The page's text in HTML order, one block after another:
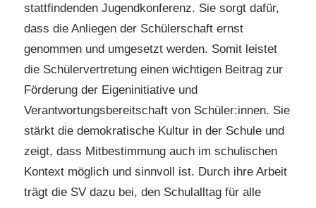
stattfindenden Jugendkonferenz. Sie sorgt dafür,
dass die Anliegen der Schülerschaft ernst
genommen und umgesetzt werden. Somit leistet
die Schülervertretung einen wichtigen Beitrag zur
Förderung der Eigeninitiative und
Verantwortungsbereitschaft von Schüler:innen. Sie
stärkt die demokratische Kultur in der Schule und
zeigt, dass Mitbestimmung auch im schulischen
Kontext möglich und sinnvoll ist. Durch ihre Arbeit
trägt die SV dazu bei, den Schulalltag für alle